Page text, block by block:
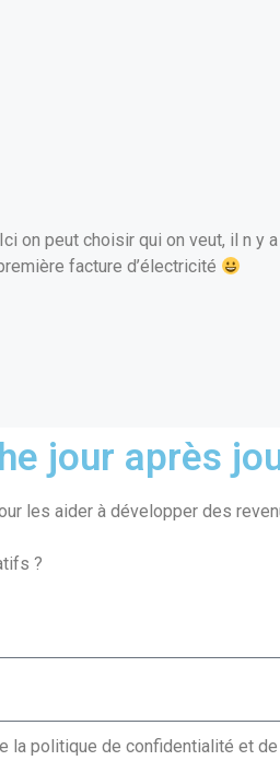
on peut choisir qui on veut, il n
facture d’électricité
jour après
les aider à développer des
?
la politique de confidentialité et